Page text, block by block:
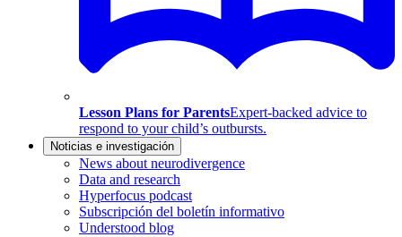
Lesson Plans for ParentsExpert-backed advice to
respond to your child’s outbursts.
Noticias e investigación
News about neurodivergence
Data and research
Hyperfocus podcast
Subscripción del boletín informativo
Understood blog